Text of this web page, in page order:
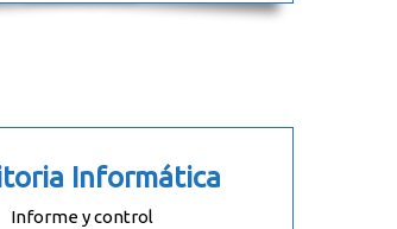
Informática
Informe y control